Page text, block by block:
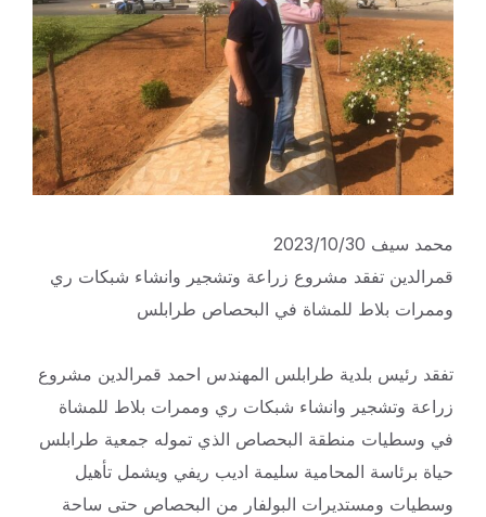
محمد سيف 2023/10/30
قمرالدين تفقد مشروع زراعة وتشجير وانشاء شبكات ري
وممرات بلاط للمشاة في البحصاص طرابلس
تفقد رئيس بلدية طرابلس المهندس احمد قمرالدين مشروع
زراعة وتشجير وانشاء شبكات ري وممرات بلاط للمشاة
في وسطيات منطقة البحصاص الذي تموله جمعية طرابلس
حياة برئاسة المحامية سليمة اديب ريفي ويشمل تأهيل
وسطيات ومستديرات البولفار من البحصاص حتى ساحة